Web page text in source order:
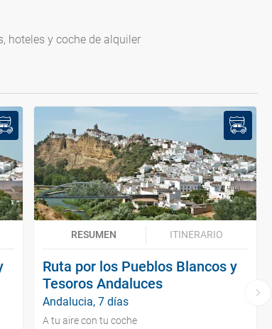
hoteles y coche de alquiler
RESUMEN ITINERARIO
Ruta por los Pueblos Blancos y
Tesoros Andaluces
Andalucia, 7 días
A tu aire con tu coche